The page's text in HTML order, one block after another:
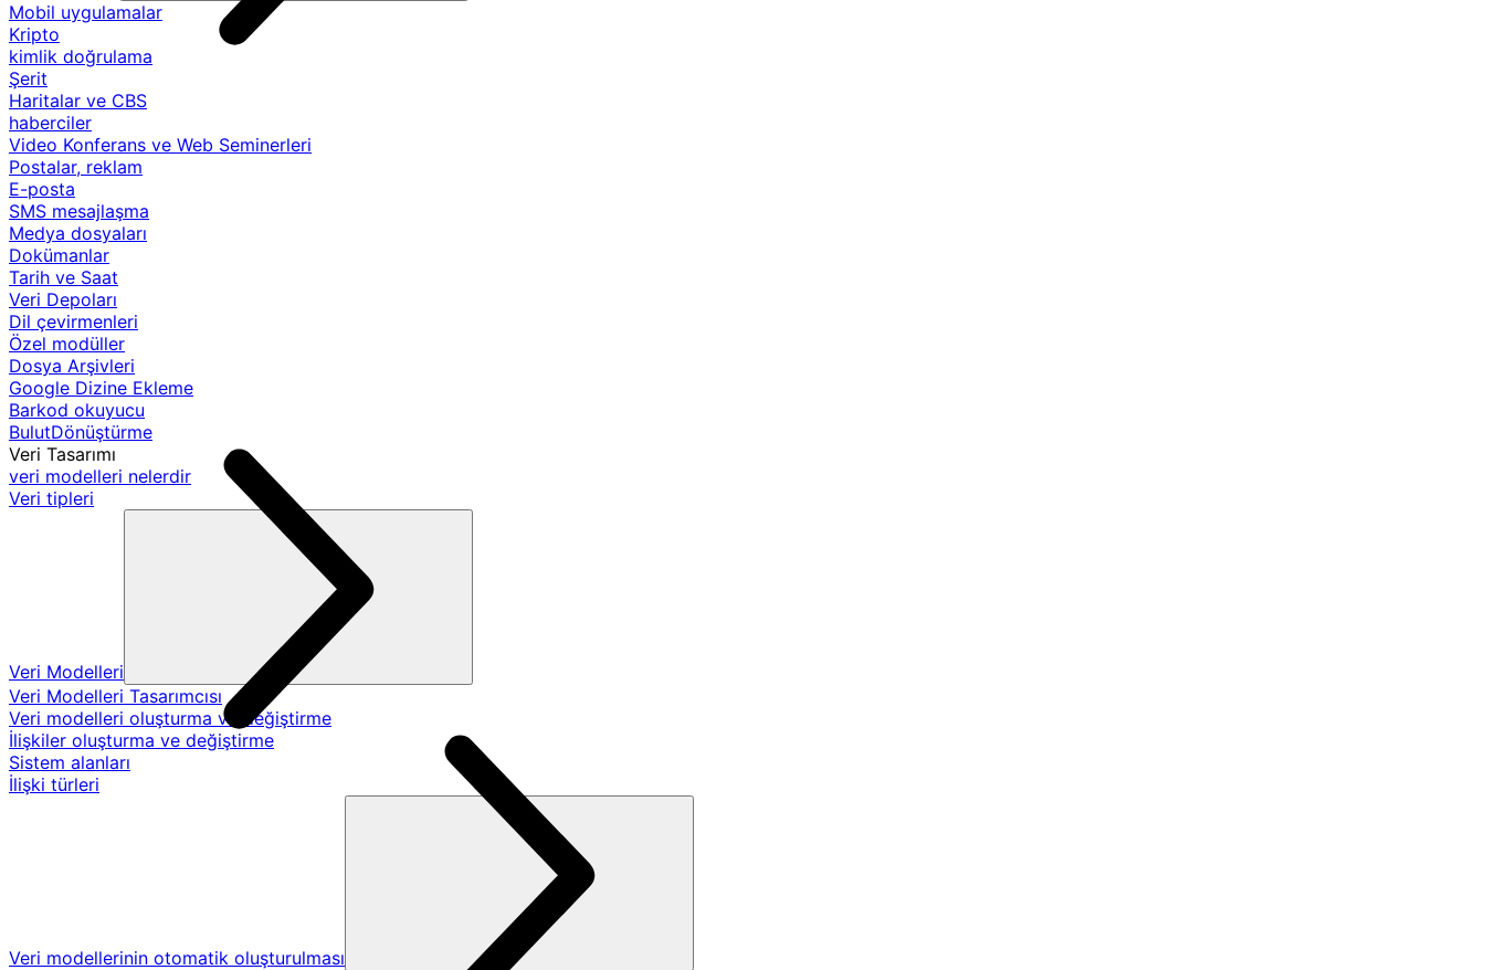
Mobil uygulamalar
Kripto
kimlik doğrulama
Şerit
Haritalar ve CBS
haberciler
Video Konferans ve Web Seminerleri
Postalar, reklam
E-posta
SMS mesajlaşma
Medya dosyaları
Dokümanlar
Tarih ve Saat
Veri Depoları
Dil çevirmenleri
Özel modüller
Dosya Arşivleri
Google Dizine Ekleme
Barkod okuyucu
BulutDönüştürme
Veri Tasarımı
veri modelleri nelerdir
Veri tipleri
Veri Modelleri
Veri Modelleri Tasarımcısı
Veri modelleri oluşturma ve değiştirme
İlişkiler oluşturma ve değiştirme
Sistem alanları
İlişki türleri
Veri modellerinin otomatik oluşturulması